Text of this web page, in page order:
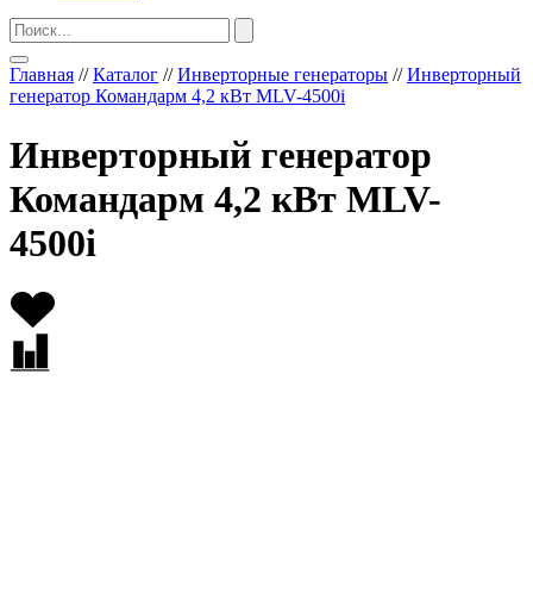
Главная //Каталог //Инверторные генераторы //Инверторный
генератор Командарм 4,2 кВт MLV-4500i
Инверторный генератор
Командарм 4,2 кВт MLV-
4500i